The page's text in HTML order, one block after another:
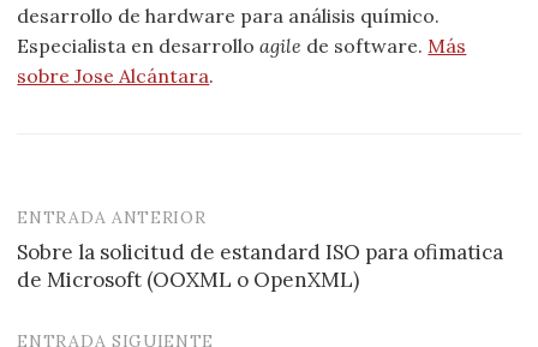
desarrollo de hardware para análisis químico.
Especialista en desarrolloagile de software. Más
sobre Jose Alcántara.
Navegación
de
ENTRADA ANTERIOR
Sobre la solicitud de estandard ISO para ofimatica
de Microsoft (OOXML o OpenXML)
ENTRADA SIGUIENTE